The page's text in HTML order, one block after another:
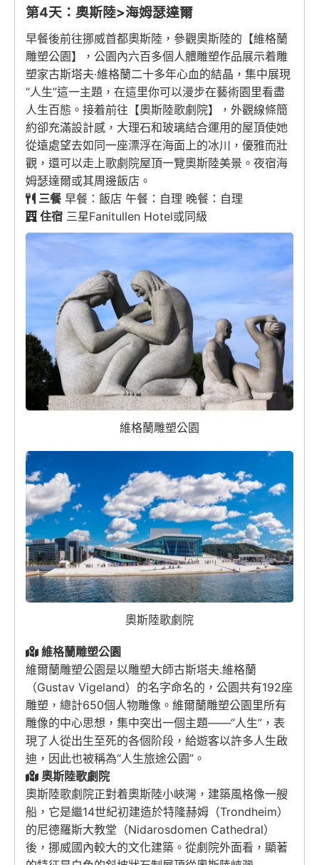
第4天：奧斯陸>海姆瑟達爾
早餐後前往挪威首都奧斯陸，參觀奧斯陸的【維格蘭
雕塑公園】，公園內六百多個人體雕塑作品展示着雕
塑家古斯塔夫·維格蘭二十多年心血的結晶，集中展現
“人生”這一主題，在這里你可以漫步在藝術園里看盡
人生百態。接着前往【奧斯陸歌劇院】，外觀線條簡
約卻充滿設計感，大理石和玻璃結合運用的屋頂使她
從遠處望去如同一座漂浮在海面上的冰川，優雅而壯
觀，還可以走上歌劇院屋頂一覽奧斯陸美景。夜宿海
姆瑟達爾或其周邊飯店。
三餐早餐：飯店 午餐：自理 晚餐：自理
住宿 三星Fanitullen Hotel或同級
維格蘭雕塑公園
奧斯陸歌劇院
維格蘭雕塑公園
維爾蘭雕塑公園是以雕塑大師古斯塔夫.維格蘭
（Gustav Vigeland）的名字命名的，公園共有192座
雕塑，總計650個人物雕像。維爾蘭雕塑公園里所有
雕像的中心思想，集中突出一個主題——“人生”，表
現了人從出生至死的各個阶段，給遊客以許多人生啟
迪，因此也被稱為“人生旅途公園”。
奧斯陸歌劇院
奧斯陸歌劇院正對着奧斯陸小峽灣，建築風格像一艘
船，它是繼14世紀初建造於特隆赫姆（Trondheim）
的尼德羅斯大教堂（Nidarosdomen Cathedral）
後，挪威國內較大的文化建築。從劇院外面看，顯著